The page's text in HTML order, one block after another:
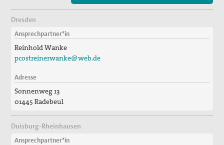
Dresden
Ansprechpartner*in
Reinhold Wanke
pcostreinerwanke@web.de
Adresse
Sonnenweg 13
01445 Radebeul
Duisburg-Rheinhausen
Ansprechpartner*in